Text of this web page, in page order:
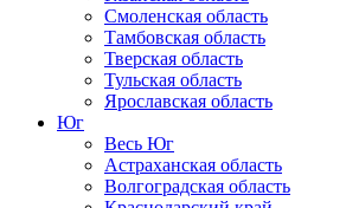
Смоленская область
Тамбовская область
Тверская область
Тульская область
Ярославская область
Юг
Весь Юг
Астраханская область
Волгоградская область